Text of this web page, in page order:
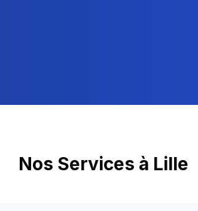
Nos Services à Lille